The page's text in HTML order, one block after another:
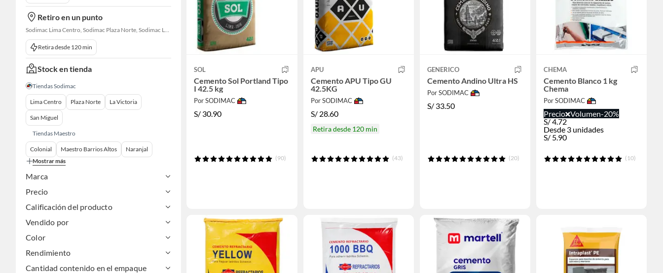
Retiro en un punto
Sodimac Lima Centro, Sodimac Plaza Norte, Sodimac La Victoria, Sodimac San Miguel, Sodimac S. J. Lurigancho, Sodimac Chacarilla, Sodimac Av. La Molina, Sodimac Colonial, Maestro Barrios Altos, Sodimac Naranjal
Retira desde 120 min
Stock en tienda
Tiendas Sodimac
Lima Centro Plaza Norte La Victoria
San Miguel
Tiendas Maestro
Colonial Maestro Barrios Altos
Naranjal
Mostrar más
Marca
Precio
Calificación del producto
Vendido por
Color
Rendimiento
Cantidad contenido en el empaque
SOL
Cemento Sol Portland Tipo
I 42.5 kg
Por SODIMAC
S/ 30.90
(90)
APU
Cemento APU Tipo GU
42.5KG
Por SODIMAC
S/ 28.60
Retira desde 120 min
(43)
GENERICO
Cemento Andino Ultra HS
Por SODIMAC
S/ 33.50
(20)
CHEMA
Cemento Blanco 1 kg
Chema
Por SODIMAC
Precio Volumen-20%
S/4.72
Desde 3 unidades
S/ 5.90
(10)